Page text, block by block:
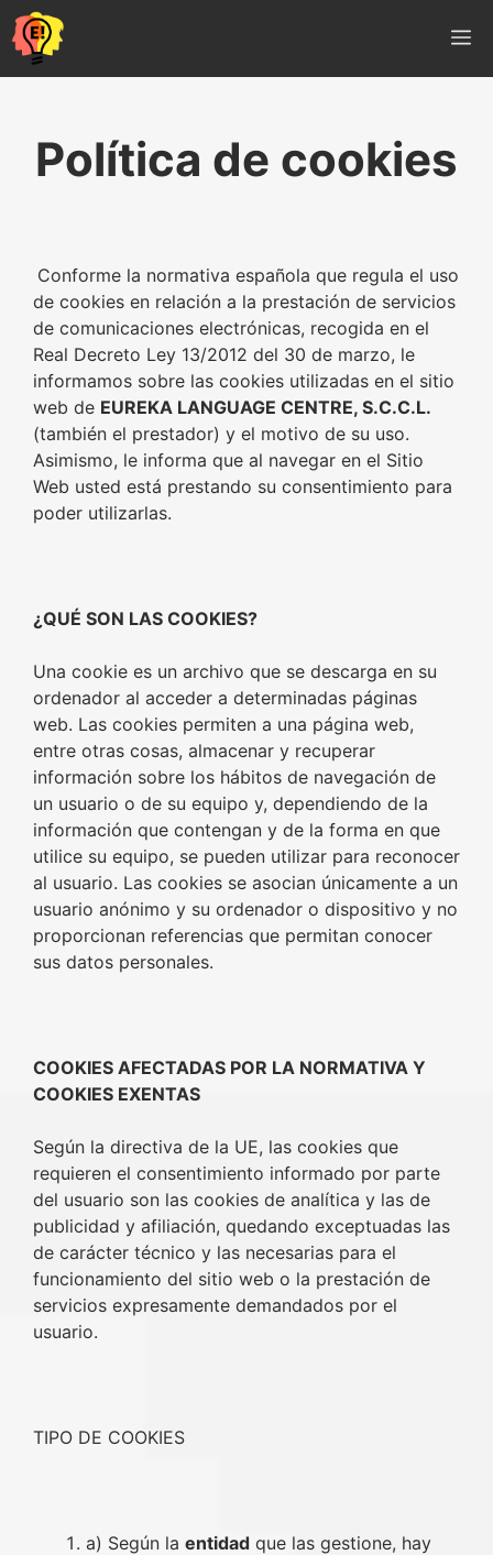
Vés
al
contingut
Política de cookies
Conforme la normativa española que regula el uso
de cookies en relación a la prestación de servicios
de comunicaciones electrónicas, recogida en el
Real Decreto Ley 13/2012 del 30 de marzo, le
informamos sobre las cookies utilizadas en el sitio
web de EUREKA LANGUAGE CENTRE, S.C.C.L.
(también el prestador) y el motivo de su uso.
Asimismo, le informa que al navegar en el Sitio
Web usted está prestando su consentimiento para
poder utilizarlas.
¿QUÉ SON LAS COOKIES?
Una cookie es un archivo que se descarga en su
ordenador al acceder a determinadas páginas
web. Las cookies permiten a una página web,
entre otras cosas, almacenar y recuperar
información sobre los hábitos de navegación de
un usuario o de su equipo y, dependiendo de la
información que contengan y de la forma en que
utilice su equipo, se pueden utilizar para reconocer
al usuario. Las cookies se asocian únicamente a un
usuario anónimo y su ordenador o dispositivo y no
proporcionan referencias que permitan conocer
sus datos personales.
COOKIES AFECTADAS POR LA NORMATIVA Y
COOKIES EXENTAS
Según la directiva de la UE, las cookies que
requieren el consentimiento informado por parte
del usuario son las cookies de analítica y las de
publicidad y afiliación, quedando exceptuadas las
de carácter técnico y las necesarias para el
funcionamiento del sitio web o la prestación de
servicios expresamente demandados por el
usuario.
TIPO DE COOKIES
a) Según la entidad que las gestione, hay